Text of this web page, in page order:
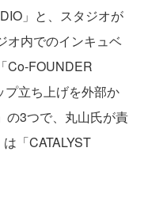
」と、スタジオが
オ内でのインキュベ
Co-FOUNDER
立ち上げを外部か
の3つで、丸山氏が責
「CATALYST